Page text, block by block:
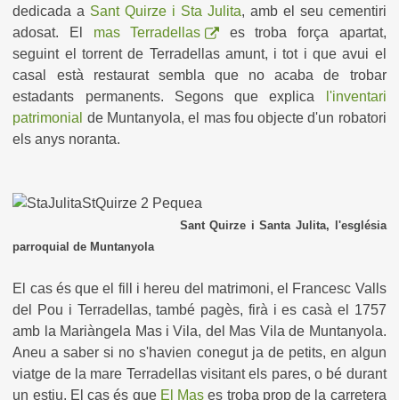
dedicada a Sant Quirze i Sta Julita, amb el seu cementiri
adosat. El mas Terradellas
es troba força apartat,
seguint el torrent de Terradellas amunt, i tot i que avui el
casal està restaurat sembla que no acaba de trobar
estadants permanents. Segons que explica
l'inventari
patrimonial de Muntanyola, el mas fou objecte d'un robatori
els anys noranta.
Sant Quirze i Santa Julita, l'església
parroquial de Muntanyola
El cas és que el fill i hereu del matrimoni, el Francesc Valls
del Pou i Terradellas, també pagès, firà i es casà el 1757
amb la Mariàngela Mas i Vila, del Mas Vila de Muntanyola.
Aneu a saber si no s'havien conegut ja de petits, en algun
viatge de la mare Terradellas visitant els pares, o bé durant
un estiu. El cas és que El Mas es troba prop de la carretera